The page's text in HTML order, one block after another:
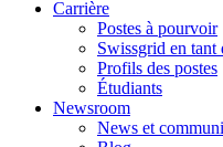
Carrière
Postes à pourvoir
Swissgrid en tant
Profils des postes
Étudiants
Newsroom
News et